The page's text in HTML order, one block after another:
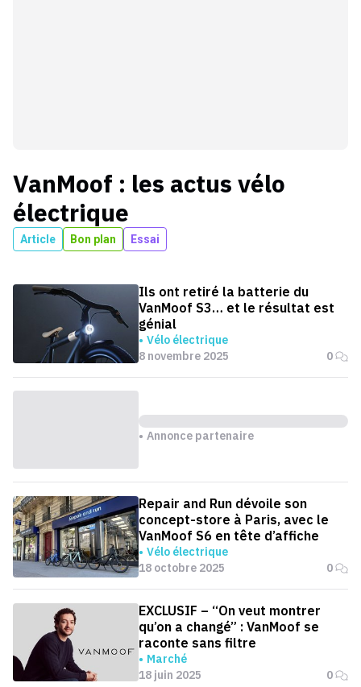
VanMoof : les actus vélo
électrique
Article Bon plan Essai
Ils ont retiré la batterie du
VanMoof S3… et le résultat est
génial
Vélo électrique
8 novembre 2025
0
Annonce partenaire
Repair and Run dévoile son
concept-store à Paris, avec le
VanMoof S6 en tête d’affiche
Vélo électrique
18 octobre 2025
0
EXCLUSIF – “On veut montrer
qu’on a changé” : VanMoof se
raconte sans filtre
Marché
18 juin 2025
0